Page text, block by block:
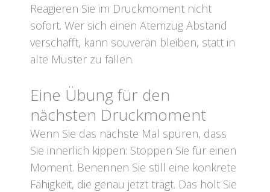
Reagieren Sie im Druckmoment nicht
sofort. Wer sich einen Atemzug Abstand
verschafft, kann souverän bleiben, statt in
alte Muster zu fallen.
Eine Übung für den
nächsten Druckmoment
Wenn Sie das nächste Mal spüren, dass
Sie innerlich kippen: Stoppen Sie für einen
Moment. Benennen Sie still eine konkrete
Fähigkeit, die genau jetzt trägt. Das holt Sie